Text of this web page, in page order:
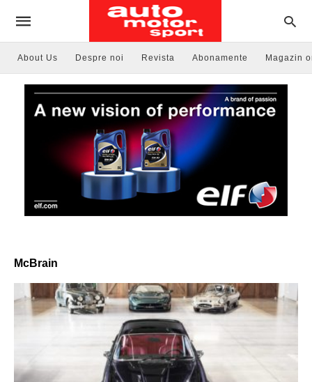
About Us Despre noi Revista Abonamente Magazin
McBrain